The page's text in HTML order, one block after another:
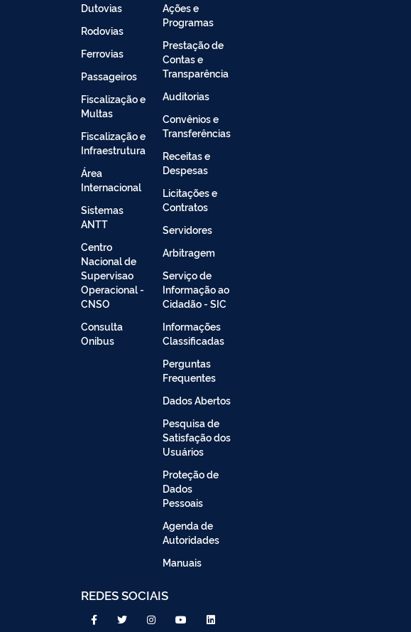
Dutovias
Rodovias
Ferrovias
Passageiros
Fiscalização e
Multas
Fiscalização e
Infraestrutura
Área
Internacional
Sistemas
ANTT
Centro
Nacional de
Supervisao
Operacional -
CNSO
Consulta
Onibus
Ações e
Programas
Prestação de
Contas e
Transparência
Auditorias
Convênios e
Transferências
Receitas e
Despesas
Licitações e
Contratos
Servidores
Arbitragem
Serviço de
Informação ao
Cidadão - SIC
Informações
Classificadas
Perguntas
Frequentes
Dados Abertos
Pesquisa de
Satisfação dos
Usuários
Proteção de
Dados
Pessoais
Agenda de
Autoridades
Manuais
REDES SOCIAIS